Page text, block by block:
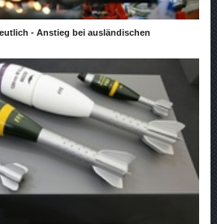
- Anstieg bei ausländischen